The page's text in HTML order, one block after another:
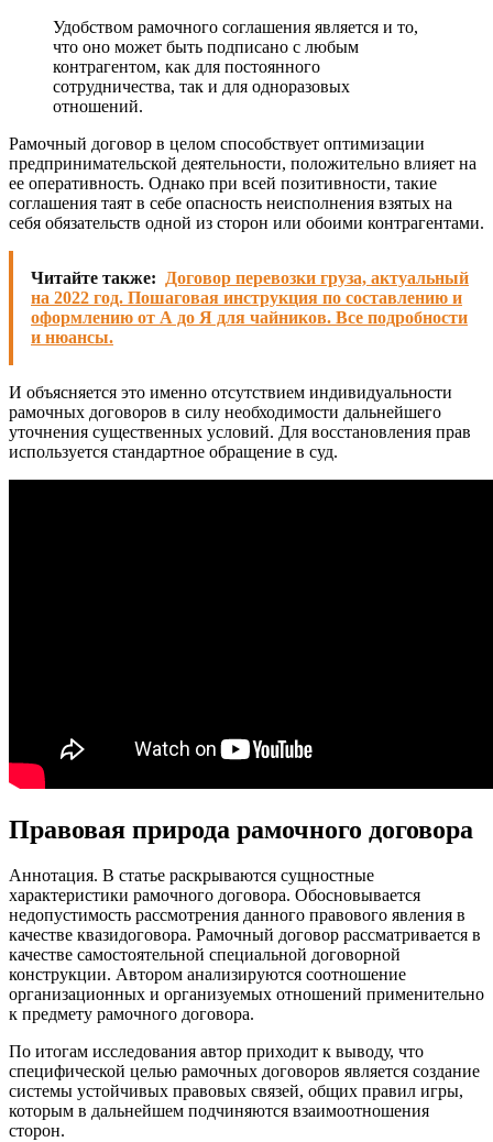
Удобством рамочного соглашения является и то,
что оно может быть подписано с любым
контрагентом, как для постоянного
сотрудничества, так и для одноразовых
отношений.
Рамочный договор в целом способствует оптимизации
предпринимательской деятельности, положительно влияет на
ее оперативность. Однако при всей позитивности, такие
соглашения таят в себе опасность неисполнения взятых на
себя обязательств одной из сторон или обоими контрагентами.
Читайте также:
Договор перевозки груза, актуальный
на 2022 год. Пошаговая инструкция по составлению и
оформлению от А до Я для чайников. Все подробности
и нюансы.
И объясняется это именно отсутствием индивидуальности
рамочных договоров в силу необходимости дальнейшего
уточнения существенных условий. Для восстановления прав
используется стандартное обращение в суд.
Правовая природа рамочного договора
Аннотация. В статье раскрываются сущностные
характеристики рамочного договора. Обосновывается
недопустимость рассмотрения данного правового явления в
качестве квазидоговора. Рамочный договор рассматривается в
качестве самостоятельной специальной договорной
конструкции. Автором анализируются соотношение
организационных и организуемых отношений применительно
к предмету рамочного договора.
По итогам исследования автор приходит к выводу, что
специфической целью рамочных договоров является создание
системы устойчивых правовых связей, общих правил игры,
которым в дальнейшем подчиняются взаимоотношения
сторон.